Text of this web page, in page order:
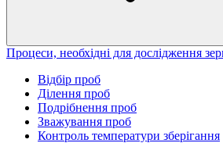
Процеси, необхідні для дослідження
Відбір проб
Ділення проб
Подрібнення проб
Зважування проб
Контроль температури зберігання